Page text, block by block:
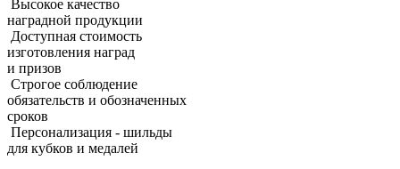
Высокое качество
наградной продукции
Доступная стоимость
изготовления наград
и призов
Строгое соблюдение
обязательств и обозначенных
сроков
Персонализация - шильды
для кубков и медалей